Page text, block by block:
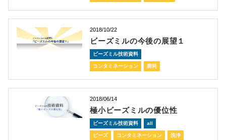
2018/10/22
ビーズミルの今後の展望１
ビーズミル技術資料
コンタミネーション 磨耗
2018/06/14
極小ビーズミルの優位性
ビーズミル技術資料 all
ビーズ コンタミネーション
洗浄